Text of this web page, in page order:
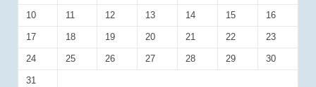
10 11 12 13 14 15 16
17 18 19 20 21 22 23
24 25 26 27 28 29 30
31